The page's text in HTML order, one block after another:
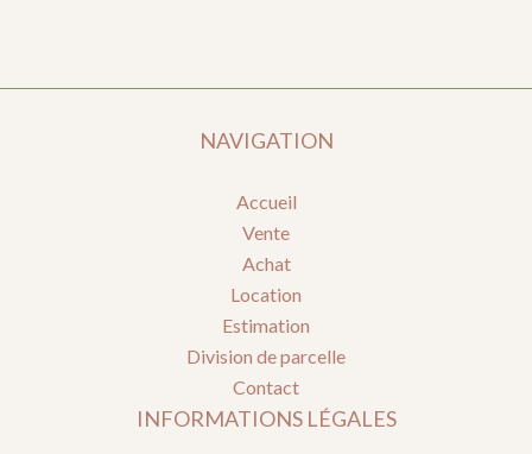
NAVIGATION
Accueil
Vente
Achat
Location
Estimation
Division de parcelle
Contact
INFORMATIONS LÉGALES